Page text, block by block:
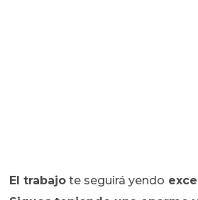
El trabajo te seguirá yendo